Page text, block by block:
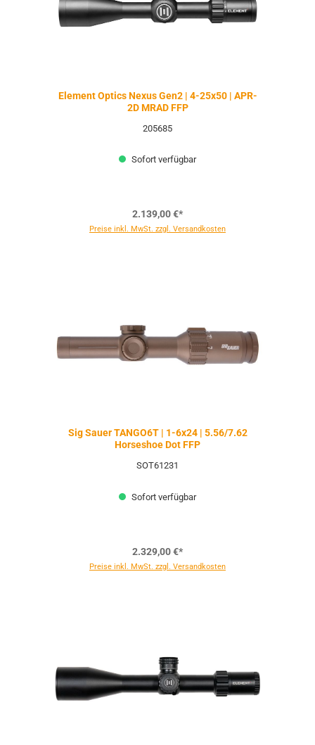
Element Optics Nexus Gen2 | 4-25x50 | APR-
2D MRAD FFP
205685
Sofort verfügbar
2.139,00 €*
Preise inkl. MwSt. zzgl. Versandkosten
Sig Sauer TANGO6T | 1-6x24 | 5.56/7.62
Horseshoe Dot FFP
SOT61231
Sofort verfügbar
2.329,00 €*
Preise inkl. MwSt. zzgl. Versandkosten